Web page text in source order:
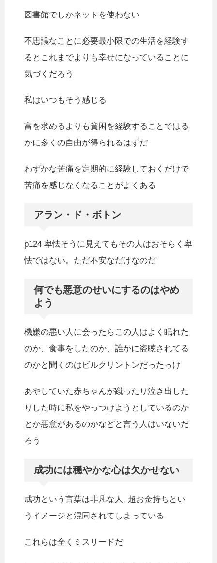
図書館でしかネットを使わない
不思議なことに必要最小限での生活を経験す
るとこれまでよりも幸せになっていることに
気づくだろう
私はいつもそう感じる
富を求めるよりも貧困を経験することではる
かに多くの自由が得られるはずだ
わずかな苦痛を定期的に経験しておくだけで
苦痛を感じなくなることがよくある
アラン・ド・ボトン
p124 卑怯そうに見えてもその人はおそらく卑
怯ではない。ただ不安なだけなのだ
何でも悪意のせいにするのはやめ
よう
機嫌の悪い人に会ったらこの人はよく眠れた
のか、食事をしたのか、誰かに盗聴されてる
のかと聞くのはビルクリントンだったっけ
あやしていた赤ちゃんが蹴ったり泣き出した
りした時に私をやっつけようとしているのか
とか悪意があるのかなどと言う人はいないだ
ろう
成功には穏やかな心は欠かせない
成功という言葉は非凡な人, 超お金持ちとい
うイメージと混同されてしまっている
これらは全くミスリードだ